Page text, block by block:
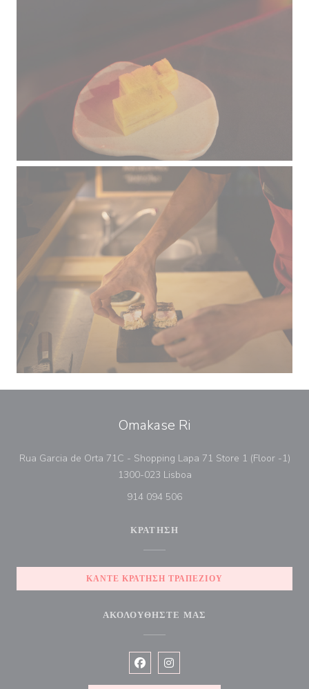
Omakase Ri
Rua Garcia de Orta 71C - Shopping Lapa 71 Store 1 (Floor -1)
1300-023 Lisboa((ανοίγει σε νέο παράθυρο))
914 094 506
ΚΡΆΤΗΣΗ
ΚΆΝΤΕ ΚΡΆΤΗΣΗ ΤΡΑΠΕΖΙΟΎ
ΑΚΟΛΟΥΘΉΣΤΕ ΜΑΣ
Facebook ((ανοίγει σε νέο
Instagram ((ανοίγει σε νέο